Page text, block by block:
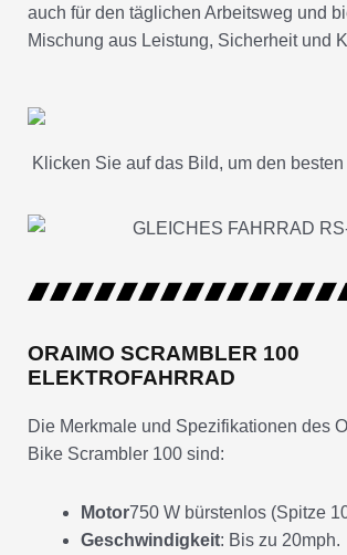
auch für den täglichen Arbeitsweg und
Mischung aus Leistung, Sicherheit und
Klicken Sie auf das Bild, um den
ORAIMO SCRAMBLER 100
ELEKTROFAHRRAD
Die Merkmale und Spezifikationen des
Bike Scrambler 100 sind:
Motor750 W bürstenlos (Spitze
Geschwindigkeit: Bis zu 20mph.